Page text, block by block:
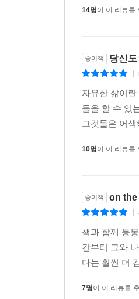
14명이 이 리뷰를
종이책 당신
자유한 삶이
들을 할 수 있
그것들은 어
10명이 이 리뷰를
종이책 on the
책과 함께 동
간부터 그와
다는 훨씬 더
7명이 이 리뷰를